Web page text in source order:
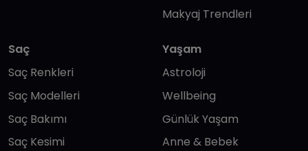
Makyaj Trendleri
Saç
Saç Renkleri
Saç Modelleri
Saç Bakımı
Saç Kesimi
Yaşam
Astroloji
Wellbeing
Günlük Yaşam
Anne & Bebek